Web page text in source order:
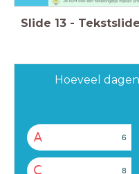
Slide 13 - Tekstslide
Hoeveel
A 6
C 8